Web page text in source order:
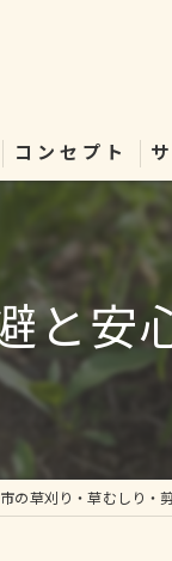
コンセプト
と安
の草刈り・草むしり・